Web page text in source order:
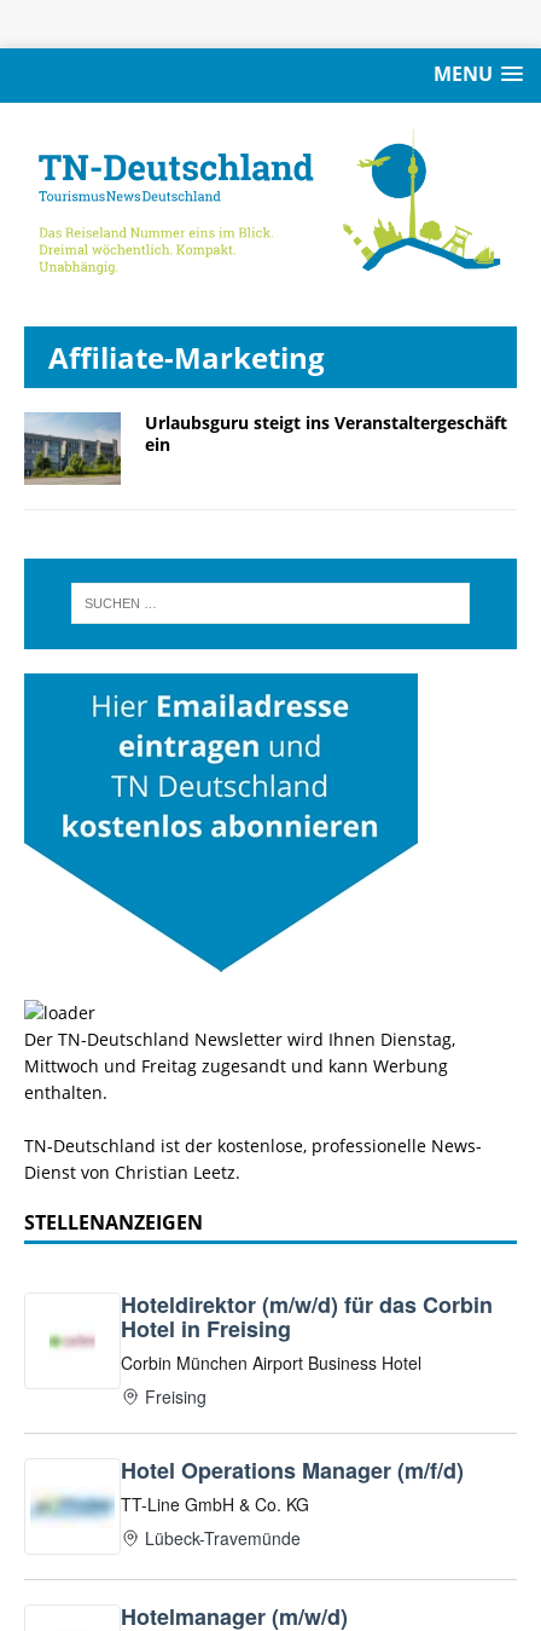
MENU
Affiliate-Marketing
Urlaubsguru steigt ins Veranstaltergeschäft
ein
Der TN-Deutschland Newsletter wird Ihnen Dienstag,
Mittwoch und Freitag zugesandt und kann Werbung
enthalten.
TN-Deutschland ist der kostenlose, professionelle News-
Dienst von Christian Leetz.
STELLENANZEIGEN